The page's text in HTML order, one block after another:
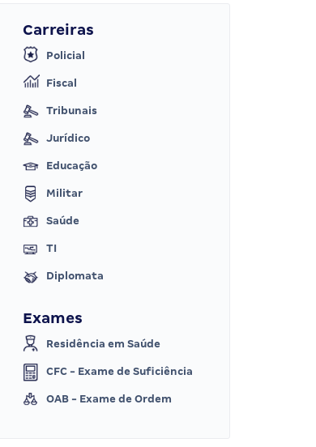
Carreiras
Policial
Fiscal
Tribunais
Jurídico
Educação
Militar
Saúde
TI
Diplomata
Exames
Residência em Saúde
CFC - Exame de Suficiência
OAB - Exame de Ordem